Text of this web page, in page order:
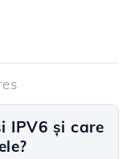
IPV6 și care